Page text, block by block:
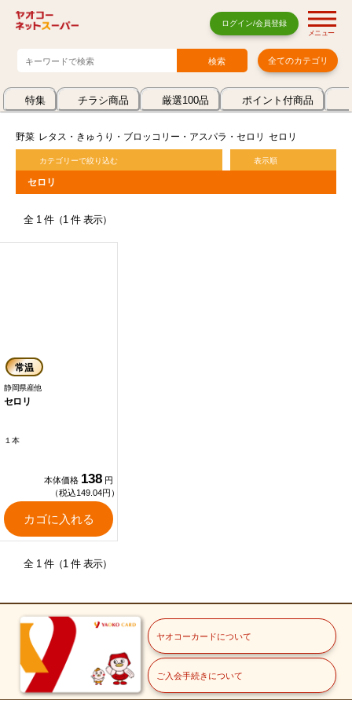
ログイン/会員登録
メニュー
全てのカテゴリ
特集 チラシ商品 厳選100品 ポイント付商品
野菜 レタス・きゅうり・ブロッコリー・アスパラ・セロリ セロリ
カテゴリーで絞り込む 表示順
セロリ
全 1 件（1 件 表示）
常温
静岡県産他
セロリ
１本
本体価格 138 円
（税込149.04円）
カゴに入れる
全 1 件（1 件 表示）
ヤオコーカードについて
ご入会手続きについて